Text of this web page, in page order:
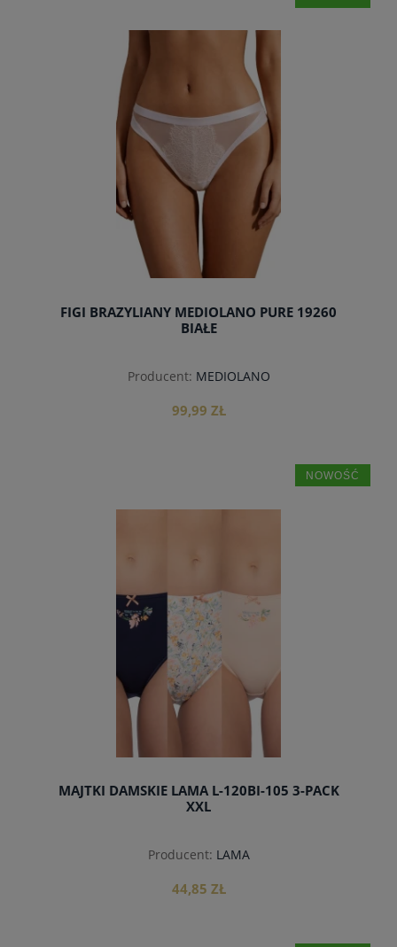
FIGI BRAZYLIANY MEDIOLANO PURE 19260
BIAŁE
Producent: MEDIOLANO
99,99 ZŁ
MAJTKI DAMSKIE LAMA L-120BI-105 3-PACK
XXL
Producent: LAMA
44,85 ZŁ
NOWOŚĆ